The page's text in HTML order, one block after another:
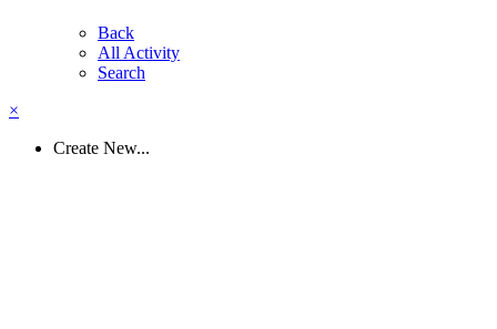
Back
All Activity
Search
×
Create New...